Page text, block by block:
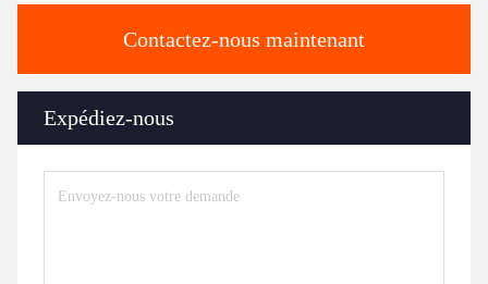
Contactez-nous maintenant
Expédiez-nous